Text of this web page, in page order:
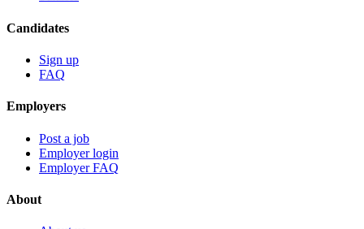
Candidates
Sign up
FAQ
Employers
Post a job
Employer login
Employer FAQ
About